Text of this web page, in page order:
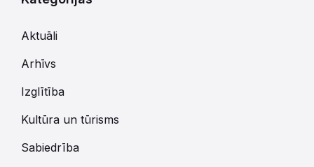
Aktuāli
Arhīvs
Izglītība
Kultūra un tūrisms
Sabiedrība